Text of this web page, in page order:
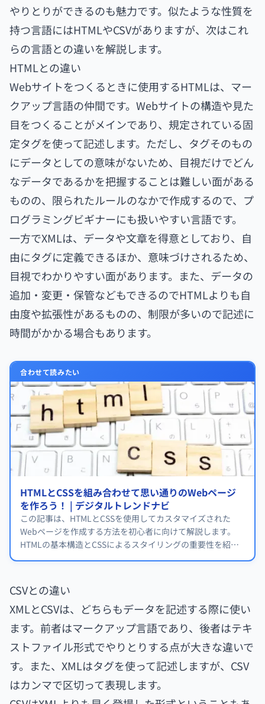
やりとりができるのも魅力です。似たような性質を
持つ言語にはHTMLやCSVがありますが、次はこれ
らの言語との違いを解説します。
HTMLとの違い
Webサイトをつくるときに使用するHTMLは、マー
クアップ言語の仲間です。Webサイトの構造や見た
目をつくることがメインであり、規定されている固
定タグを使って記述します。ただし、タグそのもの
にデータとしての意味がないため、目視だけでどん
なデータであるかを把握することは難しい面がある
ものの、限られたルールのなかで作成するので、プ
ログラミングビギナーにも扱いやすい言語です。
一方でXMLは、データや文章を得意としており、自
由にタグに定義できるほか、意味づけされるため、
目視でわかりやすい面があります。また、データの
追加・変更・保管などもできるのでHTMLよりも自
由度や拡張性があるものの、制限が多いので記述に
時間がかかる場合もあります。
合わせて読みたい
HTMLとCSSを組み合わせて思い通りのWebページ
を作ろう！ | デジタルトレンドナビ
この記事は、HTMLとCSSを使用してカスタマイズされた
Webページを作成する方法を初心者に向けて解説します。
HTMLの基本構造とCSSによるスタイリングの重要性を紹介
CSVとの違い
XMLとCSVは、どちらもデータを記述する際に使い
ます。前者はマークアップ言語であり、後者はテキ
ストファイル形式でやりとりする点が大きな違いで
す。また、XMLはタグを使って記述しますが、CSV
はカンマで区切って表現します。